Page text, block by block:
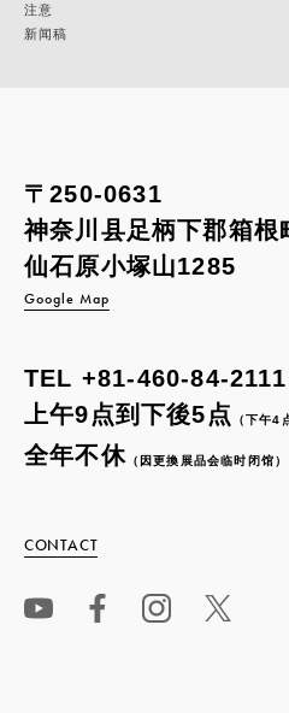
注意
新闻稿
〒250-0631
神奈川县足柄下郡箱根
仙石原小塚山1285
Google Map
TEL +81-460-84-2111
上午9点到下後5点
（下午4
全年不休（因更換展品会临时闭馆）
CONTACT